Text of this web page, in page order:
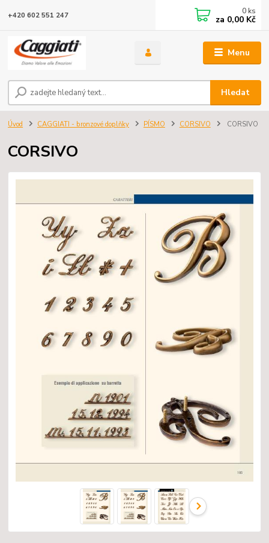
Menu
Hledat
+420 602 551 247 0 ks
za 0,00 Kč
Úvod CAGGIATI - bronzové doplňky PÍSMO CORSIVO CORSIVO
CORSIVO